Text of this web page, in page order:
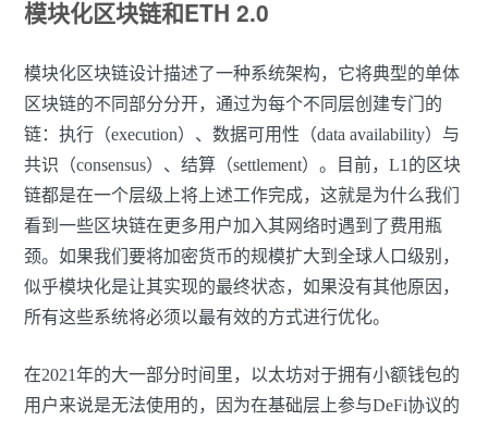
模块化区块链和ETH 2.0
模块化区块链设计描述了一种系统架构，它将典型的单体
区块链的不同部分分开，通过为每个不同层创建专门的
链：执行（execution）、数据可用性（data availability）与
共识（consensus）、结算（settlement）。目前，L1的区块
链都是在一个层级上将上述工作完成，这就是为什么我们
看到一些区块链在更多用户加入其网络时遇到了费用瓶
颈。如果我们要将加密货币的规模扩大到全球人口级别，
似乎模块化是让其实现的最终状态，如果没有其他原因，
所有这些系统将必须以最有效的方式进行优化。
在2021年的大一部分时间里，以太坊对于拥有小额钱包的
用户来说是无法使用的，因为在基础层上参与DeFi协议的